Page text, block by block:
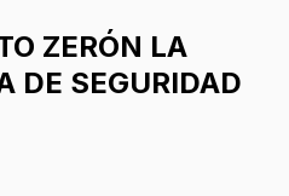
ZERÓN LA
DE SEGURIDAD